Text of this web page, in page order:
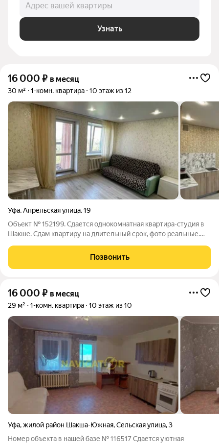
Адрес вашей квартиры
Узнать
16 000 ₽ в месяц
30 м² 1-комн. квартира 10 этаж из 12
Уфа,Апрельская улица,19
Объект № 152199. Сдается однокомнатная квартира-студия в
Шакше. Сдам квартиру на длительный срок, фото реальные.
Позвонить
16 000 ₽ в месяц
29 м² 1-комн. квартира 10 этаж из 10
Уфа,жилой район Шакша-Южная,Сельская улица,3
Номер объекта в нашей базе № 116517 Сдается уютная